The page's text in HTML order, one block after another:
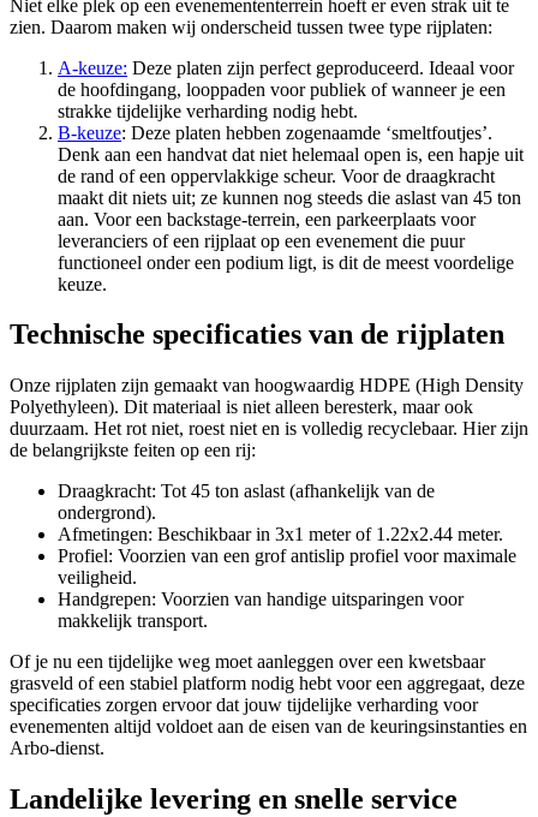
Niet elke plek op een evenemententerrein hoeft er even strak uit te
zien. Daarom maken wij onderscheid tussen twee type rijplaten:
A-keuze: Deze platen zijn perfect geproduceerd. Ideaal voor
de hoofdingang, looppaden voor publiek of wanneer je een
strakke tijdelijke verharding nodig hebt.
B-keuze: Deze platen hebben zogenaamde ‘smeltfoutjes’.
Denk aan een handvat dat niet helemaal open is, een hapje uit
de rand of een oppervlakkige scheur. Voor de draagkracht
maakt dit niets uit; ze kunnen nog steeds die aslast van 45 ton
aan. Voor een backstage-terrein, een parkeerplaats voor
leveranciers of een rijplaat op een evenement die puur
functioneel onder een podium ligt, is dit de meest voordelige
keuze.
Technische specificaties van de rijplaten
Onze rijplaten zijn gemaakt van hoogwaardig HDPE (High Density
Polyethyleen). Dit materiaal is niet alleen beresterk, maar ook
duurzaam. Het rot niet, roest niet en is volledig recyclebaar. Hier zijn
de belangrijkste feiten op een rij:
Draagkracht: Tot 45 ton aslast (afhankelijk van de
ondergrond).
Afmetingen: Beschikbaar in 3x1 meter of 1.22x2.44 meter.
Profiel: Voorzien van een grof antislip profiel voor maximale
veiligheid.
Handgrepen: Voorzien van handige uitsparingen voor
makkelijk transport.
Of je nu een tijdelijke weg moet aanleggen over een kwetsbaar
grasveld of een stabiel platform nodig hebt voor een aggregaat, deze
specificaties zorgen ervoor dat jouw tijdelijke verharding voor
evenementen altijd voldoet aan de eisen van de keuringsinstanties en
Arbo-dienst.
Landelijke levering en snelle service